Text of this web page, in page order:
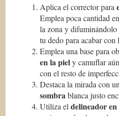
Aplica el corrector para
Emplea poca cantidad
la zona y
tu dedo para acabar con
Emplea una base para
en la piely camuflar
con el resto de
Destaca la mirada con un
sombrablanca justo
Utiliza eldelineador